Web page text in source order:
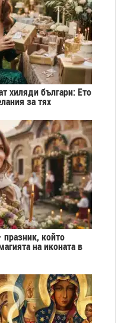
хиляди българи: Ето
за тях
празник, който
на иконата в